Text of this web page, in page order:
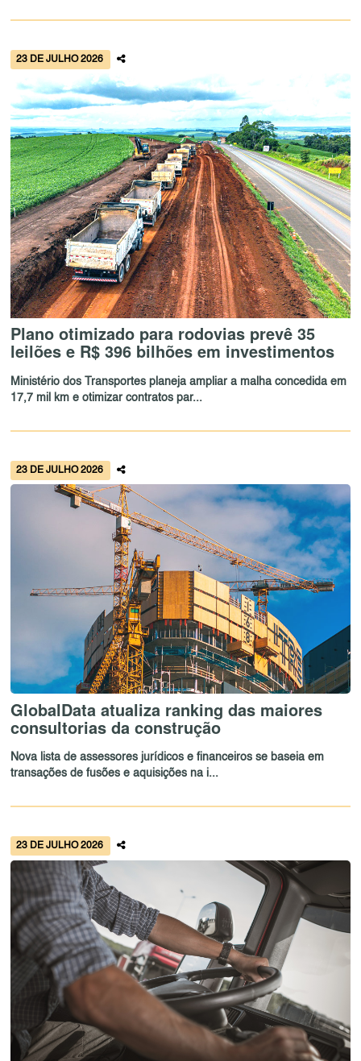
23 DE JULHO 2026
Plano otimizado para rodovias prevê 35
leilões e R$ 396 bilhões em investimentos
Ministério dos Transportes planeja ampliar a malha concedida em
17,7 mil km e otimizar contratos par...
23 DE JULHO 2026
GlobalData atualiza ranking das maiores
consultorias da construção
Nova lista de assessores jurídicos e financeiros se baseia em
transações de fusões e aquisições na i...
23 DE JULHO 2026